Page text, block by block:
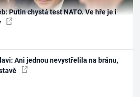
Putin chystá test NATO. Ve hře je i
Ani jednou nevystřelila na bránu,